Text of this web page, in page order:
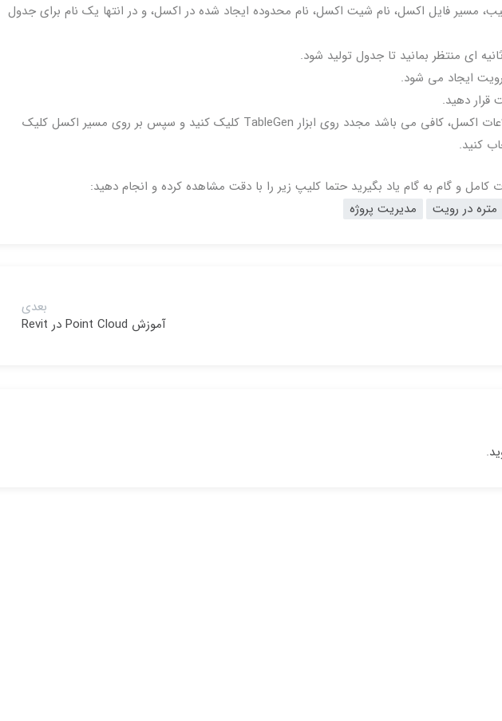
مسیر فایل اکسل، نام شیت اکسل، نام محدوده ایجاد شده در اکسل، و در انتها یک نام برای جدول
قرار دهید.
در صورت تغییر داده ها و اطلاعات اکسل، کافی می باشد مجدد روی ابزار TableGen کلیک کنید و سپس بر روی مسیر اکسل کلیک
کامل و گام به گام یاد بگیرید حتما کلیپ زیر را با دقت مشاهده کرده و انجام دهید:
متره در رویت مدیریت پروژه
بعدی
آموزش Point Cloud در Revit
.